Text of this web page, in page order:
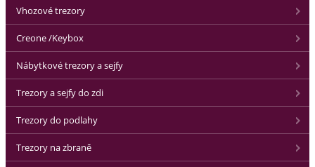
Vhozové trezory
Creone /Keybox
Nábytkové trezory a sejfy
Trezory a sejfy do zdi
Trezory do podlahy
Trezory na zbraně